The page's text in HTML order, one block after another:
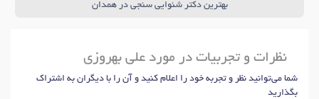
بهترین دکتر شنوایی سنجی در همدان
نظرات و تجربیات در مورد علی بهروزی
شما می‌توانید نظر و تجربه خود را اعلام کنید و آن را با دیگران به اشتراک
بگذارید